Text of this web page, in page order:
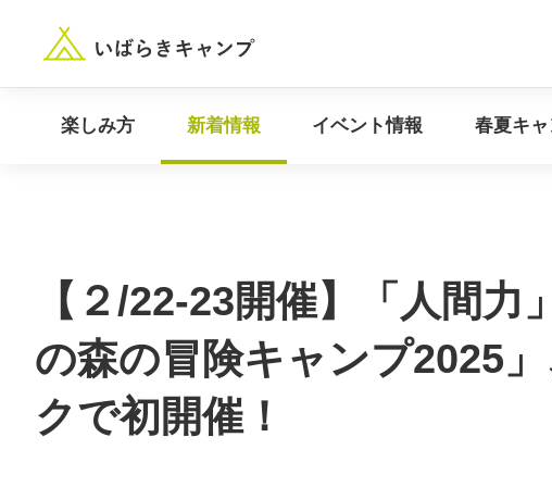
“いばらき”のキャンプ場を探す
楽しみ方 新着情報 イベント情報 春夏キ
【２/22-23開催】「人間
の森の冒険キャンプ2025
クで初開催！